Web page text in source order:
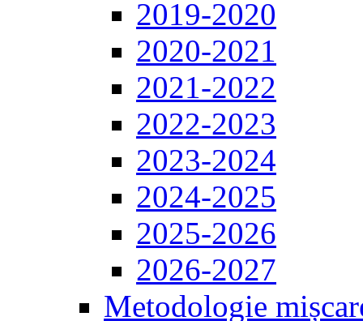
2019-2020
2020-2021
2021-2022
2022-2023
2023-2024
2024-2025
2025-2026
2026-2027
Metodologie